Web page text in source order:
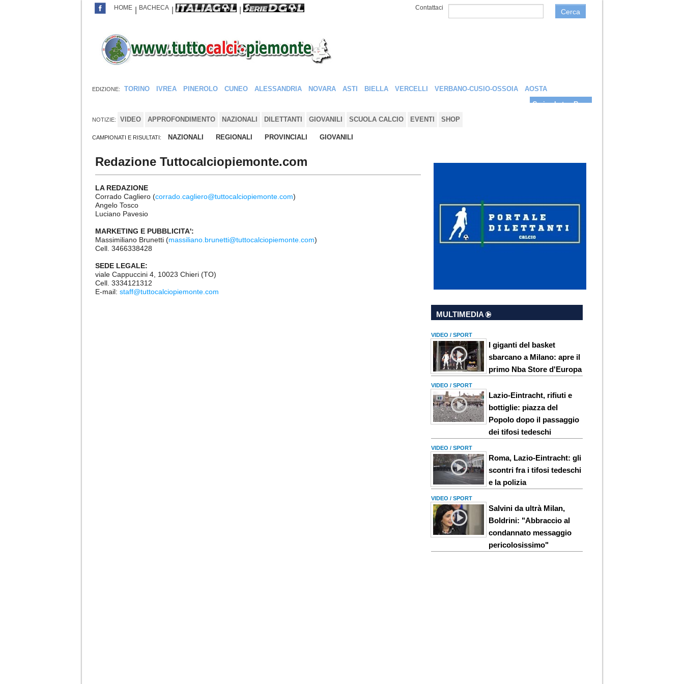
HOME BACHECA Contattaci Cerca
EDIZIONE: TORINO IVREA PINEROLO CUNEO ALESSANDRIA NOVARA ASTI BIELLA VERCELLI VERBANO-CUSIO-OSSOIA
AOSTA
Carica la tua Rosa
NOTIZIE: VIDEO APPROFONDIMENTO NAZIONALI DILETTANTI GIOVANILI SCUOLA CALCIO EVENTI SHOP
CAMPIONATI E RISULTATI: NAZIONALI REGIONALI PROVINCIALI GIOVANILI
Redazione Tuttocalciopiemonte.com
LA REDAZIONE
Corrado Cagliero (corrado.cagliero@tuttocalciopiemonte.com)
Angelo Tosco
Luciano Pavesio
MARKETING E PUBBLICITA':
Massimiliano Brunetti (massiliano.brunetti@tuttocalciopiemonte.com)
Cell. 3466338428
SEDE LEGALE:
viale Cappuccini 4, 10023 Chieri (TO)
Cell. 3334121312
E-mail: staff@tuttocalciopiemonte.com
MULTIMEDIA
VIDEO / SPORT
I giganti del basket
sbarcano a Milano: apre il
primo Nba Store d'Europa
VIDEO / SPORT
Lazio-Eintracht, rifiuti e
bottiglie: piazza del
Popolo dopo il passaggio
dei tifosi tedeschi
VIDEO / SPORT
Roma, Lazio-Eintracht: gli
scontri fra i tifosi tedeschi
e la polizia
VIDEO / SPORT
Salvini da ultrà Milan,
Boldrini: "Abbraccio al
condannato messaggio
pericolosissimo"